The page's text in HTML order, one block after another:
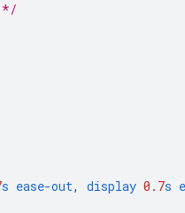
*/
s ease-out, display 0.7s